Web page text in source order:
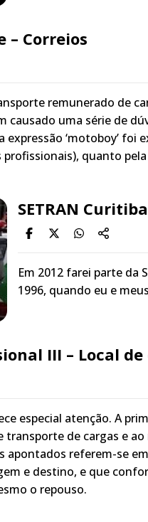
– Correios
remunerado de
causado uma série de
expressão ‘motoboy’
quanto
SETRAN Curitiba
Em 2012 farei parte da
1996, quando eu e
III – Local de
especial atenção. A
transporte de cargas e
apontados referem-se
e destino, e que
o repouso.